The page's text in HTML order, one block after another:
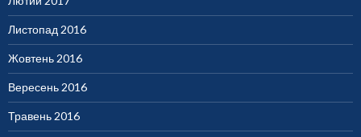
Листопад 2016
Жовтень 2016
Вересень 2016
Травень 2016